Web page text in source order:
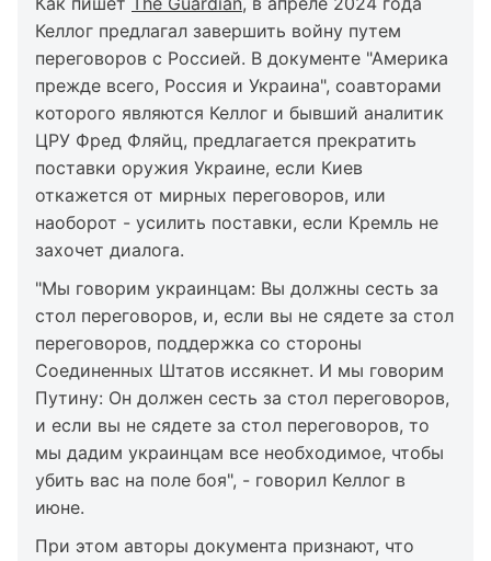
Келлог предлагал завершить войну путем
переговоров с Россией. В документе "Америка
прежде всего, Россия и Украина", соавторами
которого являются Келлог и бывший аналитик
ЦРУ Фред Фляйц, предлагается прекратить
поставки оружия Украине, если Киев
откажется от мирных переговоров, или
наоборот - усилить поставки, если Кремль не
захочет диалога.
"Мы говорим украинцам: Вы должны сесть за
стол переговоров, и, если вы не сядете за стол
переговоров, поддержка со стороны
Соединенных Штатов иссякнет. И мы говорим
Путину: Он должен сесть за стол переговоров,
и если вы не сядете за стол переговоров, то
мы дадим украинцам все необходимое, чтобы
убить вас на поле боя", - говорил Келлог в
июне.
При этом авторы документа признают, что